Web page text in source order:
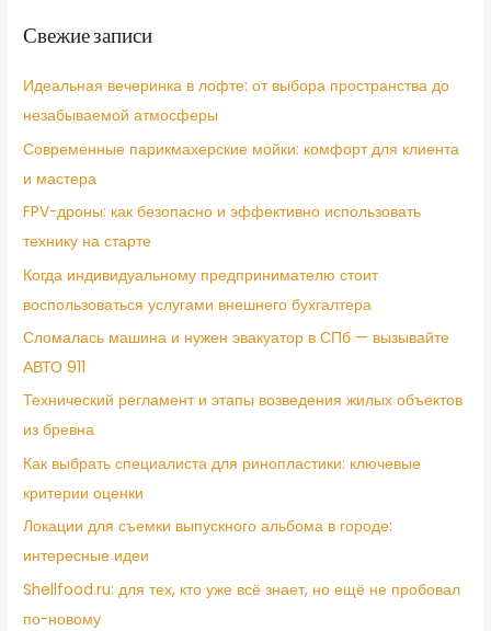
Свежие записи
Идеальная вечеринка в лофте: от выбора пространства до
незабываемой атмосферы
Современные парикмахерские мойки: комфорт для клиента
и мастера
FPV-дроны: как безопасно и эффективно использовать
технику на старте
Когда индивидуальному предпринимателю стоит
воспользоваться услугами внешнего бухгалтера
Сломалась машина и нужен эвакуатор в СПб — вызывайте
АВТО 911
Технический регламент и этапы возведения жилых объектов
из бревна
Как выбрать специалиста для ринопластики: ключевые
критерии оценки
Локации для съемки выпускного альбома в городе:
интересные идеи
Shellfood.ru: для тех, кто уже всё знает, но ещё не пробовал
по-новому